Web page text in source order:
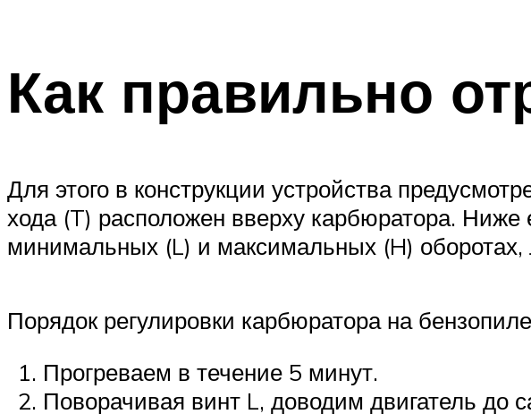
Как правильно
Для этого в конструкции устройства
хода (T) расположен вверху карбюратора. Ниже
минимальных (L) и максимальных (H) оборотах,
Порядок регулировки карбюратора на
Прогреваем в течение 5 минут.
Поворачивая винт L, доводим двигатель до